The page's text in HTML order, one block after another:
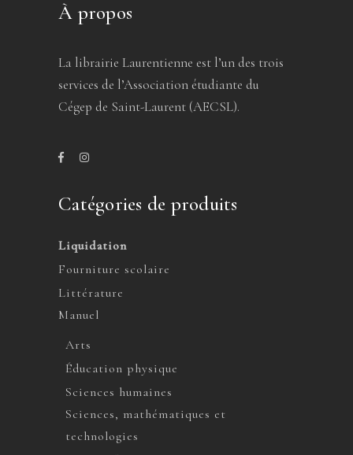
À propos
La librairie Laurentienne est l’un des trois
services de l’Association étudiante du
Cégep de Saint-Laurent (AECSL).
Catégories de produits
Liquidation
Fourniture scolaire
Littérature
Manuel
Arts
Éducation physique
Sciences humaines
Sciences, mathématiques et
technologies